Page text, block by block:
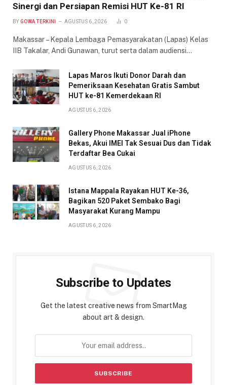
Sinergi dan Persiapan Remisi HUT Ke-81 RI
BY GOWA TERKINI AGUSTUS 6, 2026 0
Makassar – Kepala Lembaga Pemasyarakatan (Lapas) Kelas
IIB Takalar, Andi Gunawan, turut serta dalam audiensi…
Lapas Maros Ikuti Donor Darah dan
Pemeriksaan Kesehatan Gratis Sambut
HUT ke-81 Kemerdekaan RI
AGUSTUS 6, 2026
Gallery Phone Makassar Jual iPhone
Bekas, Akui IMEI Tak Sesuai Dus dan Tidak
Terdaftar Bea Cukai
AGUSTUS 6, 2026
Istana Mappala Rayakan HUT Ke-36,
Bagikan 520 Paket Sembako Bagi
Masyarakat Kurang Mampu
AGUSTUS 6, 2026
Subscribe to Updates
Get the latest creative news from SmartMag
about art & design.